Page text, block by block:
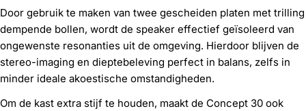
Door gebruik te maken van twee gescheiden platen met trilling
dempende bollen, wordt de speaker effectief geïsoleerd van
ongewenste resonanties uit de omgeving. Hierdoor blijven de
stereo-imaging en dieptebeleving perfect in balans, zelfs in
minder ideale akoestische omstandigheden.
Om de kast extra stijf te houden, maakt de Concept 30 ook